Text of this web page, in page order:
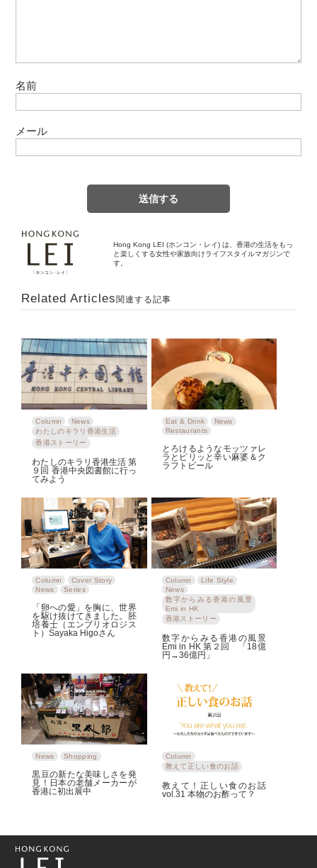
名前
メール
Hong Kong LEI (ホンコン・レイ) は、香港の生活をもっ
と楽しくする女性や家族向けライフスタイルマガジンで
す。
Related Articles 関連する記事
Column
News
わたしのキラリ香港生活
香港ストーリー
わたしのキラリ香港生活 第
９回 香港中央図書館に行っ
てみよう
Eat & Drink
News
Restaurants
とろけるようなモッツァレ
ラとピリッと辛い麻婆＆ク
ラフトビール
Column
Cover Story
News
Series
「卵への愛」を胸に、世界
を駆け抜けてきました。胚
培養士（エンブリオロジス
ト）Sayaka Higoさん
Column
Life Style
News
数字からみる香港の風景
Emi in HK
香港ストーリー
数字からみる香港の風景
Emi in HK 第２回 「18億
円→36億円」
News Shopping
黒豆の新たな美味しさを発
見！日本の老舗メーカーが
香港に初出展中
Column
教えて正しい食のお話
教えて！正しい食のお話
vol.31 本物のお酢って？